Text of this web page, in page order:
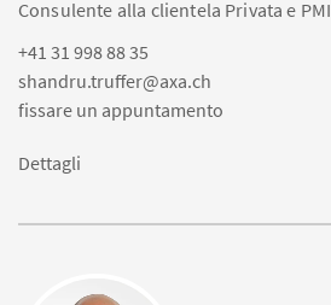
Consulente alla clientela Privata e PMI
+41 31 998 88 35
shandru.truffer@axa.ch
fissare un appuntamento
Dettagli